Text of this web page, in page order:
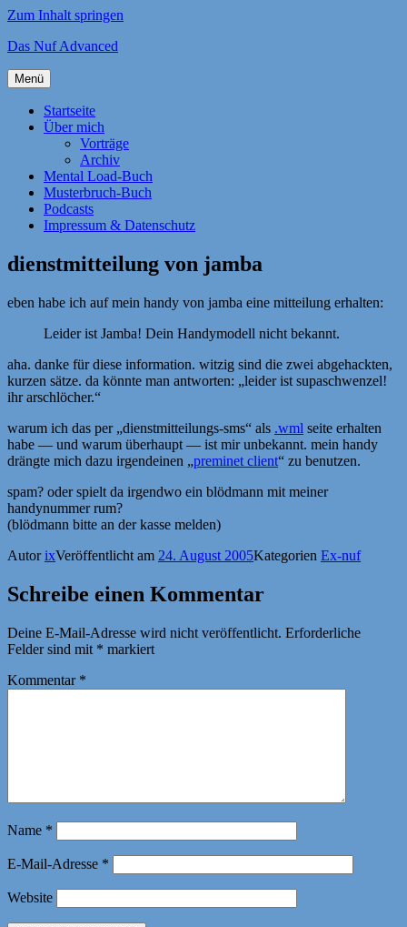
Zum Inhalt springen
Das Nuf Advanced
Menü
Startseite
Über mich
Vorträge
Archiv
Mental Load-Buch
Musterbruch-Buch
Podcasts
Impressum & Datenschutz
dienstmitteilung von jamba
eben habe ich auf mein handy von jamba eine mitteilung erhalten:
Leider ist Jamba! Dein Handymodell nicht bekannt.
aha. danke für diese information. witzig sind die zwei abgehackten,
kurzen sätze. da könnte man antworten: „leider ist supaschwenzel!
ihr arschlöcher.“
warum ich das per „dienstmitteilungs-sms“ als .wml seite erhalten
habe — und warum überhaupt — ist mir unbekannt. mein handy
drängte mich dazu irgendeinen „preminet client“ zu benutzen.
spam? oder spielt da irgendwo ein blödmann mit meiner
handynummer rum?
(blödmann bitte an der kasse melden)
AutorixVeröffentlicht am 24. August 2005Kategorien Ex-nuf
Schreibe einen Kommentar
Deine E-Mail-Adresse wird nicht veröffentlicht. Erforderliche
Felder sind mit * markiert
Kommentar *
Name *
E-Mail-Adresse *
Website